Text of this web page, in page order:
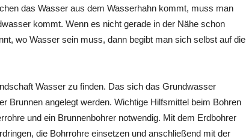
das Wasser aus dem Wasserhahn kommt, muss man
kommt. Wenn es nicht gerade in der Nähe schon
wo Wasser sein muss, dann begibt man sich selbst auf die
Wasser zu finden. Das sich das Grundwasser
Brunnen angelegt werden. Wichtige Hilfsmittel beim Bohren
und ein Brunnenbohrer notwendig. Mit dem Erdbohrer
die Bohrrohre einsetzen und anschließend mit der